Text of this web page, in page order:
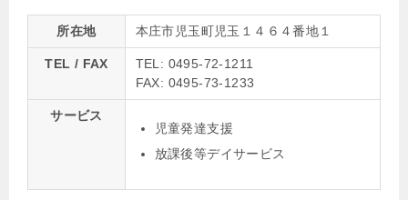
所在地 本庄市児玉町児玉１４６４番地１
TEL / FAX
TEL: 0495-72-1211
FAX: 0495-73-1233
サービス
児童発達支援
放課後等デイサービス